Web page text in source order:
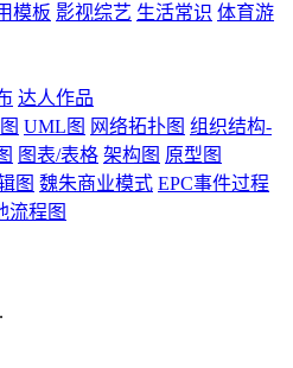
模板 影视综艺 生活常识 体育游
达人作品
UML图 网络拓扑图 组织结构-
图表/表格 架构图 原型图
图 魏朱商业模式 EPC事件过程
流程图